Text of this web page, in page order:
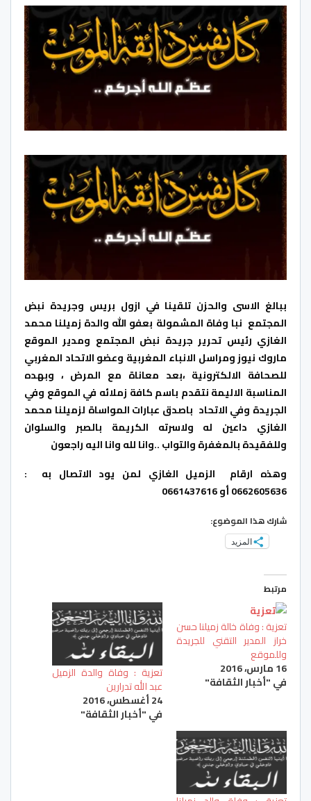
ببالغ الاسى والحزن تلقينا في ازول بريس وجريدة نبض
المجتمع نبا وفاة المشمولة بعفو الله والدة زميلنا محمد
الغازي رئيس تحرير جريدة نبض المجتمع ومدير الموقع
ماروك نيوز ومراسل الانباء المغربية وعضو الاتحاد المغربي
للصحافة الالكترونية ،بعد معاناة مع المرض ، وبهده
المناسبة الاليمة نتقدم باسم كافة زملائه في الموقع وفي
الجريدة وفي الاتحاد باصدق عبارات المواساة لزميلنا محمد
الغازي داعين له ولاسرته الكريمة بالصبر والسلوان
وللفقيدة بالمغفرة والتواب ..وانا لله وانا اليه راجعون
وهذه ارقام الزميل الغازي لمن يود الاتصال به :
0662605636 أو 0661437616
شارك هذا الموضوع:
المزيد
مرتبط
تعزية : وفاة خالة زميلنا حسن
خراز المدير التقني للجريدة
وللموقع
16 مارس، 2016
في "أخبار الثقافة"
تعزية : وفاة والدة الزميل
عبد الله تدرارين
24 أغسطس، 2016
في "أخبار الثقافة"